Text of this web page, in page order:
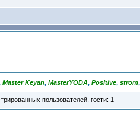
Master Keyan, MasterYODA, Positive, strom
пользователей, гости: 1